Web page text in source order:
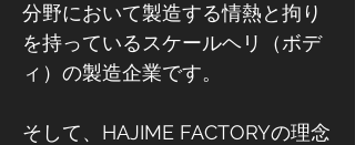
分野において製造する情熱と拘り
を持っているスケールヘリ（ボデ
ィ）の製造企業です。
そして、HAJIME FACTORYの理念